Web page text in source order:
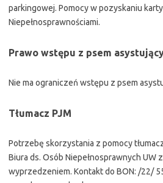
parkingowej. Pomocy w pozyskaniu
Niepełnosprawnościami.
Prawo wstępu z psem
Nie ma ograniczeń wstępu z psem
Tłumacz PJM
Potrzebę skorzystania z pomocy
Biura ds. Osób Niepełnosprawnych UW
wyprzedzeniem. Kontakt do BON: /22/